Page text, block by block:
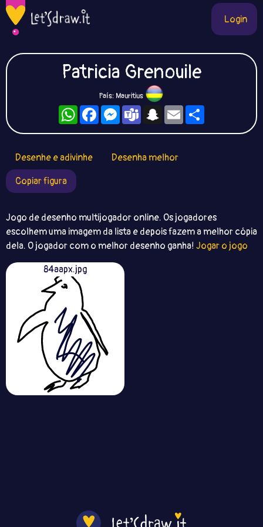
Login
Patricia Grenouile
País: Mauritius
WhatsAppFacebookMessengerTeamsSnapchat
Email
Desenhe e adivinhe
Desenha melhor
Copiar figura
Jogo de desenho multijogador online. Os jogadores
escolhem uma imagem da lista e depois fazem a melhor cópia
dela. O jogador com o melhor desenho ganha! Jogar o jogo
84aapx.jpg